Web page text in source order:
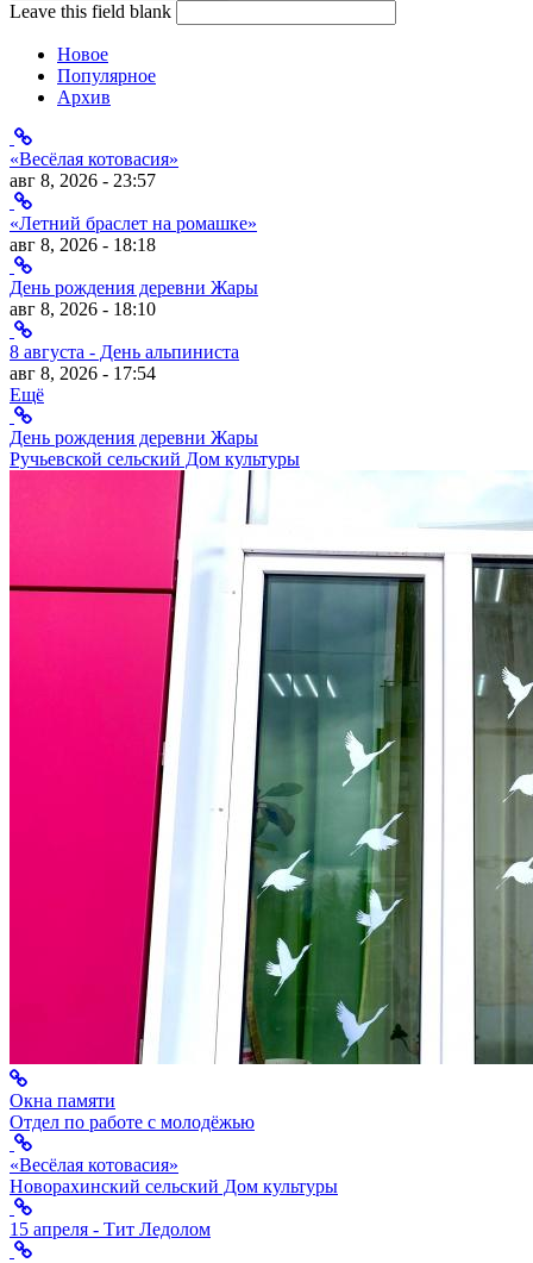
Leave this field blank
Новое
Популярное
Архив
«Весёлая котовасия»
авг 8, 2026 - 23:57
«Летний браслет на ромашке»
авг 8, 2026 - 18:18
День рождения деревни Жары
авг 8, 2026 - 18:10
8 августа - День альпиниста
авг 8, 2026 - 17:54
Ещё
День рождения деревни Жары
Ручьевской сельский Дом культуры
Окна памяти
Отдел по работе с молодёжью
«Весёлая котовасия»
Новорахинский сельский Дом культуры
15 апреля - Тит Ледолом